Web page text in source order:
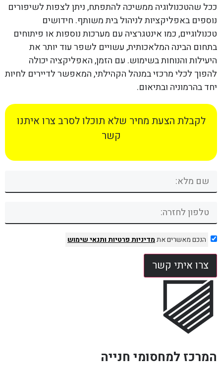
ככל שהטכנולוגיה ממשיכה להתפתח, ניתן לצפות לשיפורים
נוספים באפליקציות לניהול בית משותף. חידושים
טכנולוגיים, כמו אינטגרציה עם מערכות נוספות או פיתוחים
בתחום הבינה המלאכותית, עשויים לשפר עוד יותר את
היעילות והנוחות בשימוש. עם הזמן, האפליקציה יכולה
להפוך לכלי מרכזי במנהל הקהילתי, המאפשר לדיירים לחיות
יחד בהרמוניה ובתיאום.
לקבלת הצעת מחיר שלא תוכלו לסרב צרו איתנו
קשר
הנכם מאשרים אתמדיניות פרטיותותנאי שימוש
צרו איתי קשר
המרכז למחסומי חנייה